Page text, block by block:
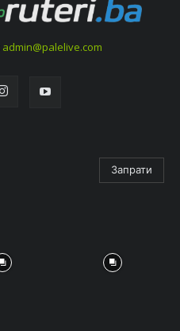
admin@palelive.com
Запрати